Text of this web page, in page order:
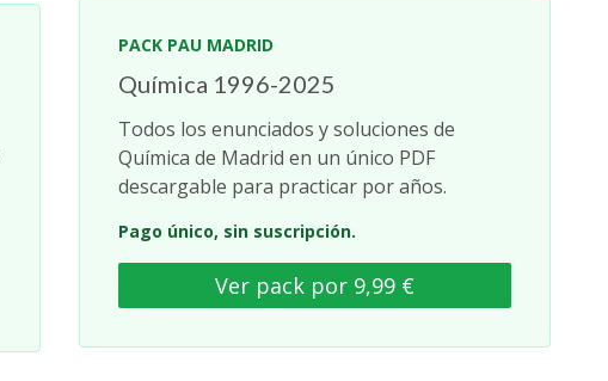
PACK PAU MADRID
Química 1996-2025
Todos los enunciados y soluciones de
Química de Madrid en un único PDF
descargable para practicar por años.
Pago único, sin suscripción.
Ver pack por 9,99 €